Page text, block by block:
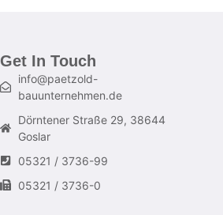
Get In Touch
info@paetzold-
bauunternehmen.de
Dörntener Straße 29, 38644
Goslar
05321 / 3736-99
05321 / 3736-0